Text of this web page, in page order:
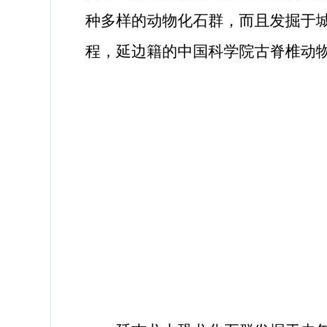
种多样的动物化石群，而且发掘于
程，延边籍的中国科学院古脊椎动